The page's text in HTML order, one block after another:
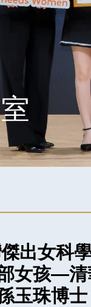
出女科
女孩—清
玉珠博士